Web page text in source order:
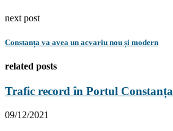
next post
Constanța va avea un acvariu nou și modern
related posts
Trafic record în Portul Constanța
09/12/2021